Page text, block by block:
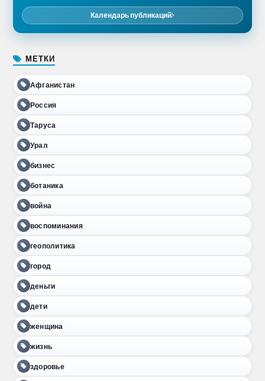
Календарь публикаций
МЕТКИ
Афганистан
Россия
Таруса
Урал
бизнес
ботаника
война
воспоминания
геополитика
город
деньги
дети
женщина
жизнь
здоровье